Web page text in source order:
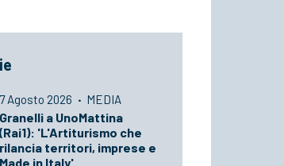
7 Agosto 2026 · MEDIA
Granelli a UnoMattina
(Rai1): 'L'Artiturismo che
rilancia territori, imprese e
Made in Italy'